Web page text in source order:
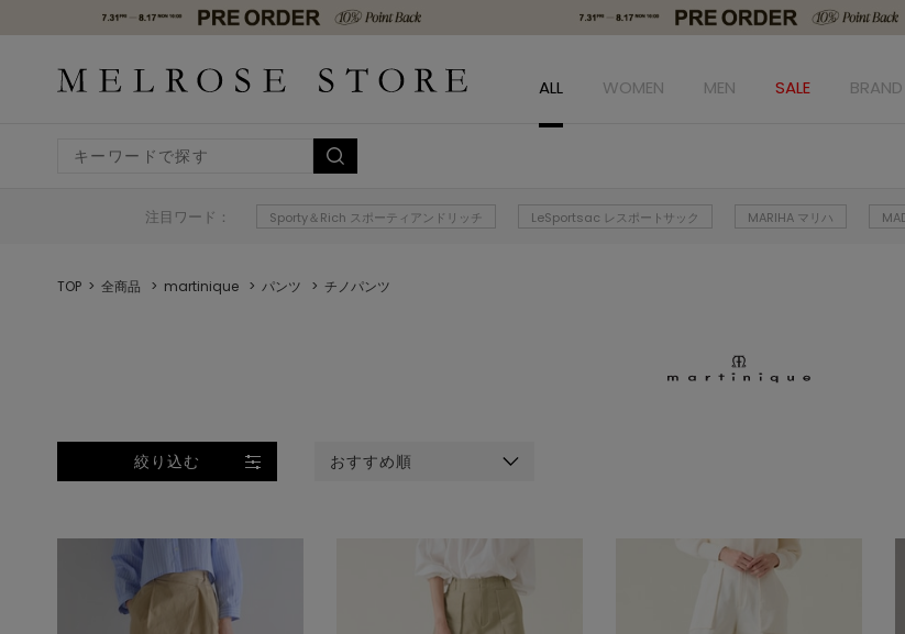
ALL WOMEN MEN SALE BRAND
注目ワード： Sporty＆Rich スポーティアンドリッチ LeSportsac レスポートサック MARIHA マリハ
TOP 全商品 martinique パンツ チノパンツ
絞り込む おすすめ順